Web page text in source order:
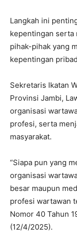
Langkah ini
kepentingan serta
pihak-pihak yang
kepentingan
Sekretaris Ikatan
Provinsi Jambi,
organisasi
profesi, serta
masyarakat.
“Siapa pun yang
organisasi
besar maupun
profesi wartawan
Nomor 40 Tahun
(12/4/2025).